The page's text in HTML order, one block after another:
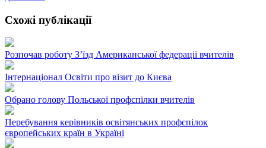
Схожі публікації
Розпочав роботу З’їзд Американської федерації вчителів
Інтернаціонал Освіти про візит до Києва
Обрано голову Польської профспiлки вчителiв
Перебування керівників освітянських профспілок
європейських країн в Україні